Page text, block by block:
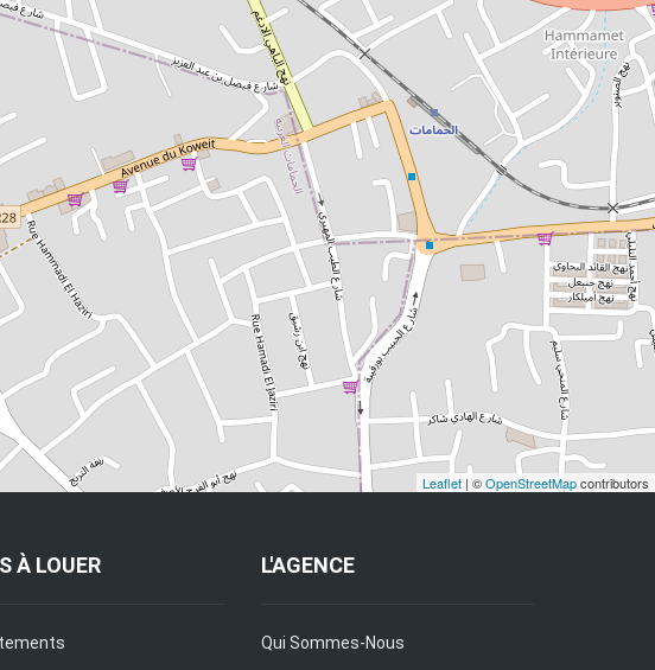
Leaflet | ©OpenStreetMapcontributors
À LOUER L'AGENCE
Qui Sommes-Nous